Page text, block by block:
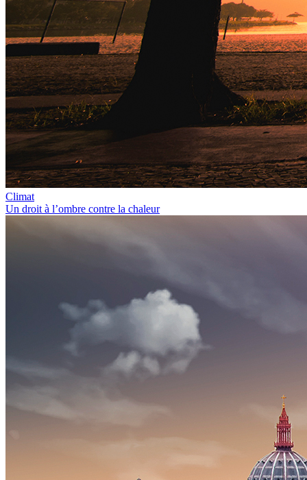
Climat
Un droit à l’ombre contre la chaleur